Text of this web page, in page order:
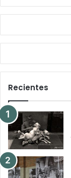
Recientes